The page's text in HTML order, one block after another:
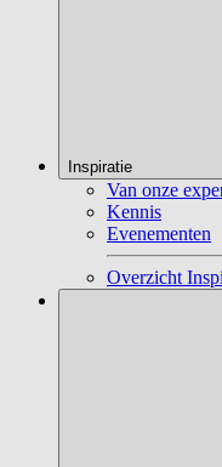
Inspiratie
Van onze
Kennis
Evenementen
Overzicht